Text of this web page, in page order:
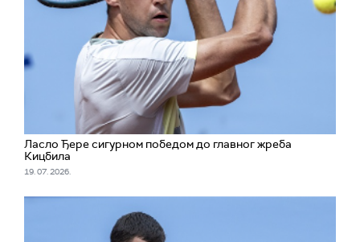
Ласло Ђере сигурном победом до главног жреба
Кицбила
19. 07. 2026.